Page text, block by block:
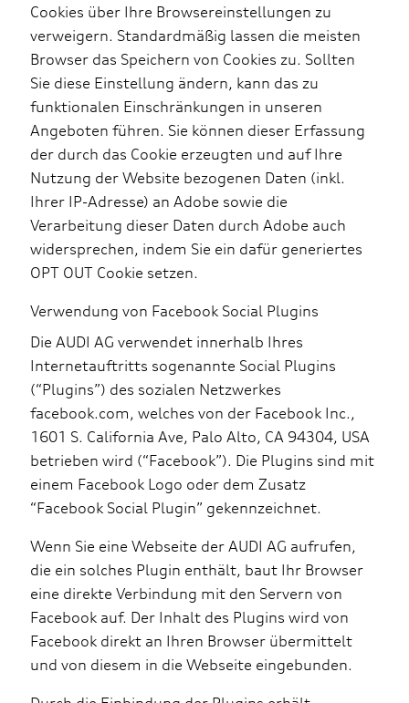
Cookies über Ihre Browsereinstellungen zu
verweigern. Standardmäßig lassen die meisten
Browser das Speichern von Cookies zu. Sollten
Sie diese Einstellung ändern, kann das zu
funktionalen Einschränkungen in unseren
Angeboten führen. Sie können dieser Erfassung
der durch das Cookie erzeugten und auf Ihre
Nutzung der Website bezogenen Daten (inkl.
Ihrer IP-Adresse) an Adobe sowie die
Verarbeitung dieser Daten durch Adobe auch
widersprechen, indem Sie ein dafür generiertes
OPT OUT Cookie setzen.
Verwendung von Facebook Social Plugins
Die AUDI AG verwendet innerhalb Ihres
Internetauftritts sogenannte Social Plugins
(“Plugins”) des sozialen Netzwerkes
facebook.com, welches von der Facebook Inc.,
1601 S. California Ave, Palo Alto, CA 94304, USA
betrieben wird (“Facebook”). Die Plugins sind mit
einem Facebook Logo oder dem Zusatz
“Facebook Social Plugin” gekennzeichnet.
Wenn Sie eine Webseite der AUDI AG aufrufen,
die ein solches Plugin enthält, baut Ihr Browser
eine direkte Verbindung mit den Servern von
Facebook auf. Der Inhalt des Plugins wird von
Facebook direkt an Ihren Browser übermittelt
und von diesem in die Webseite eingebunden.